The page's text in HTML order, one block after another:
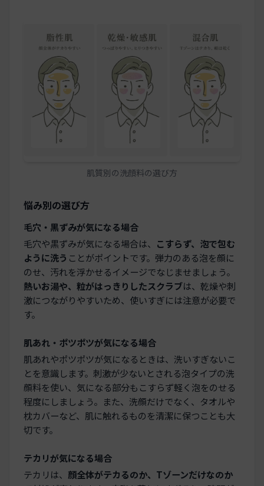
肌質別の洗顔料の選び方
悩み別の選び方
毛穴・黒ずみが気になる場合
毛穴や黒ずみが気になる場合は、 こすらず、泡で包む
ように洗う ことがポイントです。弾力のある泡を顔に
のせ、汚れを浮かせるイメージでなじませましょう。
熱いお湯や、粒がはっきりしたスクラブは、乾燥や刺
激につながりやすいため、使いすぎには注意が必要で
す。
肌あれ・ポツポツが気になる場合
肌あれやポツポツが気になるときは、洗いすぎないこ
とを意識します。刺激が少ないとされる泡タイプの洗
顔料を使い、気になる部分もこすらず軽く泡をのせる
程度にしましょう。また、洗顔だけでなく、タオルや
枕カバーなど、肌に触れるものを清潔に保つことも大
切です。
テカリが気になる場合
テカリは、 顔全体がテカるのか、Tゾーンだけなのか